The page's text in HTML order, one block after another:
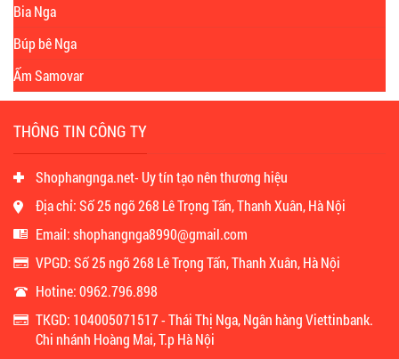
Bia Nga
Búp bê Nga
Ấm Samovar
THÔNG TIN CÔNG TY
Shophangnga.net- Uy tín tạo nên thương hiệu
Địa chỉ: Số 25 ngõ 268 Lê Trọng Tấn, Thanh Xuân, Hà Nội
Email: shophangnga8990@gmail.com
VPGD: Số 25 ngõ 268 Lê Trọng Tấn, Thanh Xuân, Hà Nội
Hotine: 0962.796.898
TKGD: 104005071517 - Thái Thị Nga, Ngân hàng Viettinbank.
Chi nhánh Hoàng Mai, T.p Hà Nội